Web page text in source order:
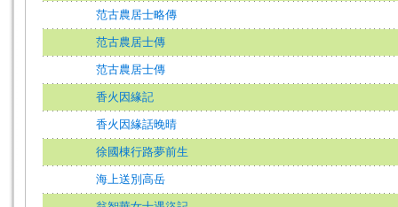
范古農居士略傳
范古農居士傳
范古農居士傳
香火因緣記
香火因緣話晚晴
徐國棟行路夢前生
海上送別高岳